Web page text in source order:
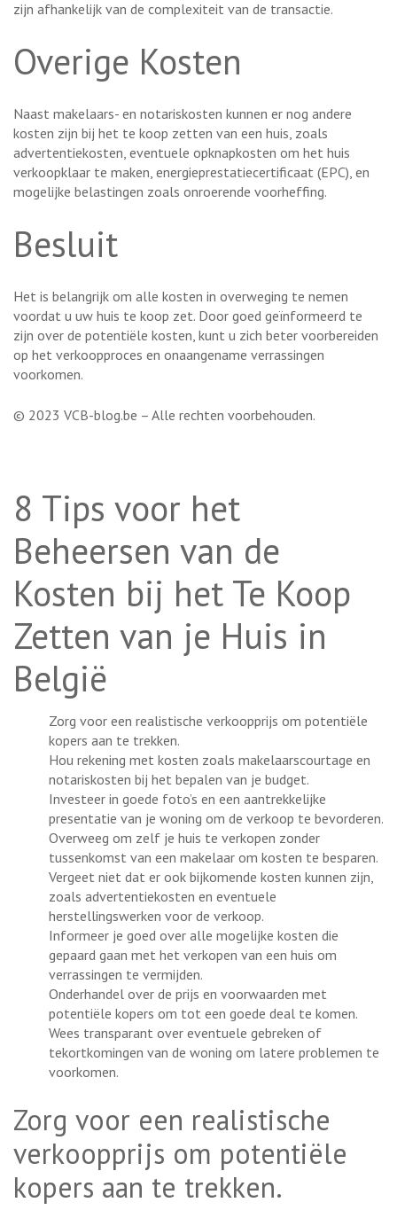
zijn afhankelijk van de complexiteit van de transactie.
Overige Kosten
Naast makelaars- en notariskosten kunnen er nog andere
kosten zijn bij het te koop zetten van een huis, zoals
advertentiekosten, eventuele opknapkosten om het huis
verkoopklaar te maken, energieprestatiecertificaat (EPC), en
mogelijke belastingen zoals onroerende voorheffing.
Besluit
Het is belangrijk om alle kosten in overweging te nemen
voordat u uw huis te koop zet. Door goed geïnformeerd te
zijn over de potentiële kosten, kunt u zich beter voorbereiden
op het verkoopproces en onaangename verrassingen
voorkomen.
© 2023 VCB-blog.be – Alle rechten voorbehouden.
8 Tips voor het
Beheersen van de
Kosten bij het Te Koop
Zetten van je Huis in
België
Zorg voor een realistische verkoopprijs om potentiële
kopers aan te trekken.
Hou rekening met kosten zoals makelaarscourtage en
notariskosten bij het bepalen van je budget.
Investeer in goede foto’s en een aantrekkelijke
presentatie van je woning om de verkoop te bevorderen.
Overweeg om zelf je huis te verkopen zonder
tussenkomst van een makelaar om kosten te besparen.
Vergeet niet dat er ook bijkomende kosten kunnen zijn,
zoals advertentiekosten en eventuele
herstellingswerken voor de verkoop.
Informeer je goed over alle mogelijke kosten die
gepaard gaan met het verkopen van een huis om
verrassingen te vermijden.
Onderhandel over de prijs en voorwaarden met
potentiële kopers om tot een goede deal te komen.
Wees transparant over eventuele gebreken of
tekortkomingen van de woning om latere problemen te
voorkomen.
Zorg voor een realistische
verkoopprijs om potentiële
kopers aan te trekken.